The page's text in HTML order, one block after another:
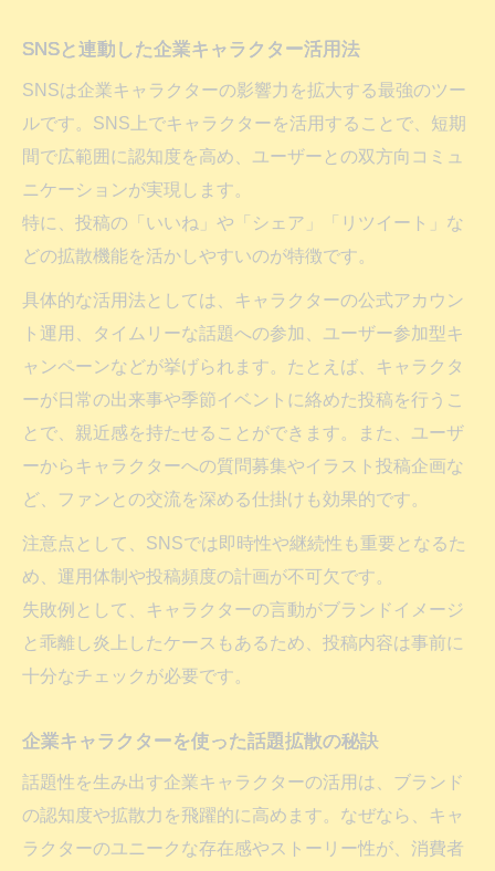
SNSと連動した企業キャラクター活用法
SNSは企業キャラクターの影響力を拡大する最強のツー
ルです。SNS上でキャラクターを活用することで、短期
間で広範囲に認知度を高め、ユーザーとの双方向コミュ
ニケーションが実現します。
特に、投稿の「いいね」や「シェア」「リツイート」な
どの拡散機能を活かしやすいのが特徴です。
具体的な活用法としては、キャラクターの公式アカウン
ト運用、タイムリーな話題への参加、ユーザー参加型キ
ャンペーンなどが挙げられます。たとえば、キャラクタ
ーが日常の出来事や季節イベントに絡めた投稿を行うこ
とで、親近感を持たせることができます。また、ユーザ
ーからキャラクターへの質問募集やイラスト投稿企画な
ど、ファンとの交流を深める仕掛けも効果的です。
注意点として、SNSでは即時性や継続性も重要となるた
め、運用体制や投稿頻度の計画が不可欠です。
失敗例として、キャラクターの言動がブランドイメージ
と乖離し炎上したケースもあるため、投稿内容は事前に
十分なチェックが必要です。
企業キャラクターを使った話題拡散の秘訣
話題性を生み出す企業キャラクターの活用は、ブランド
の認知度や拡散力を飛躍的に高めます。なぜなら、キャ
ラクターのユニークな存在感やストーリー性が、消費者